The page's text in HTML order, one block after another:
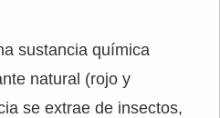
sustancia química
natural (rojo y
se extrae de insectos,